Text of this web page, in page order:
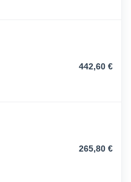
442,60 €
265,80 €